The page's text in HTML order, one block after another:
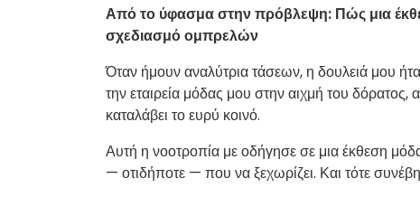
Από το ύφασμα στην πρόβλεψη: Πώς μια
σχεδιασμό ομπρελών
Όταν ήμουν αναλύτρια τάσεων, η δουλειά μου
την εταιρεία μόδας μου στην αιχμή του
καταλάβει το ευρύ κοινό.
Αυτή η νοοτροπία με οδήγησε σε μια έκθεση
— οτιδήποτε — που να ξεχωρίζει. Και τότε